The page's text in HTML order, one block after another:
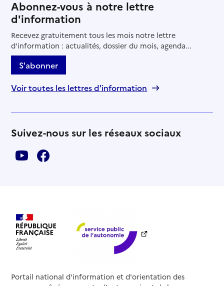
Abonnez-vous à notre lettre
d'information
Recevez gratuitement tous les mois notre lettre
d'information : actualités, dossier du mois, agenda...
S'abonner
Voir toutes les lettres d'information
Suivez-nous sur les réseaux sociaux
Portail national d'information et d'orientation des